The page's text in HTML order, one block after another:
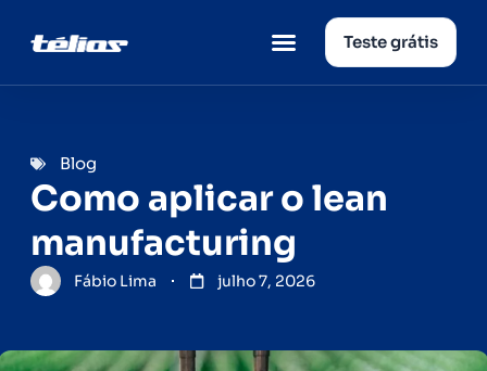
Teste grátis
Blog
Como aplicar o lean
manufacturing
Fábio Lima julho 7, 2026